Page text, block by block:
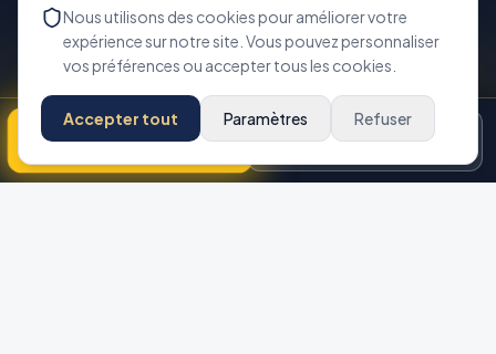
Appeler maintenant Disponibilité
Nous utilisons des cookies pour améliorer votre
expérience sur notre site. Vous pouvez personnaliser
vos préférences ou accepter tous les cookies.
Accepter tout Paramètres Refuser